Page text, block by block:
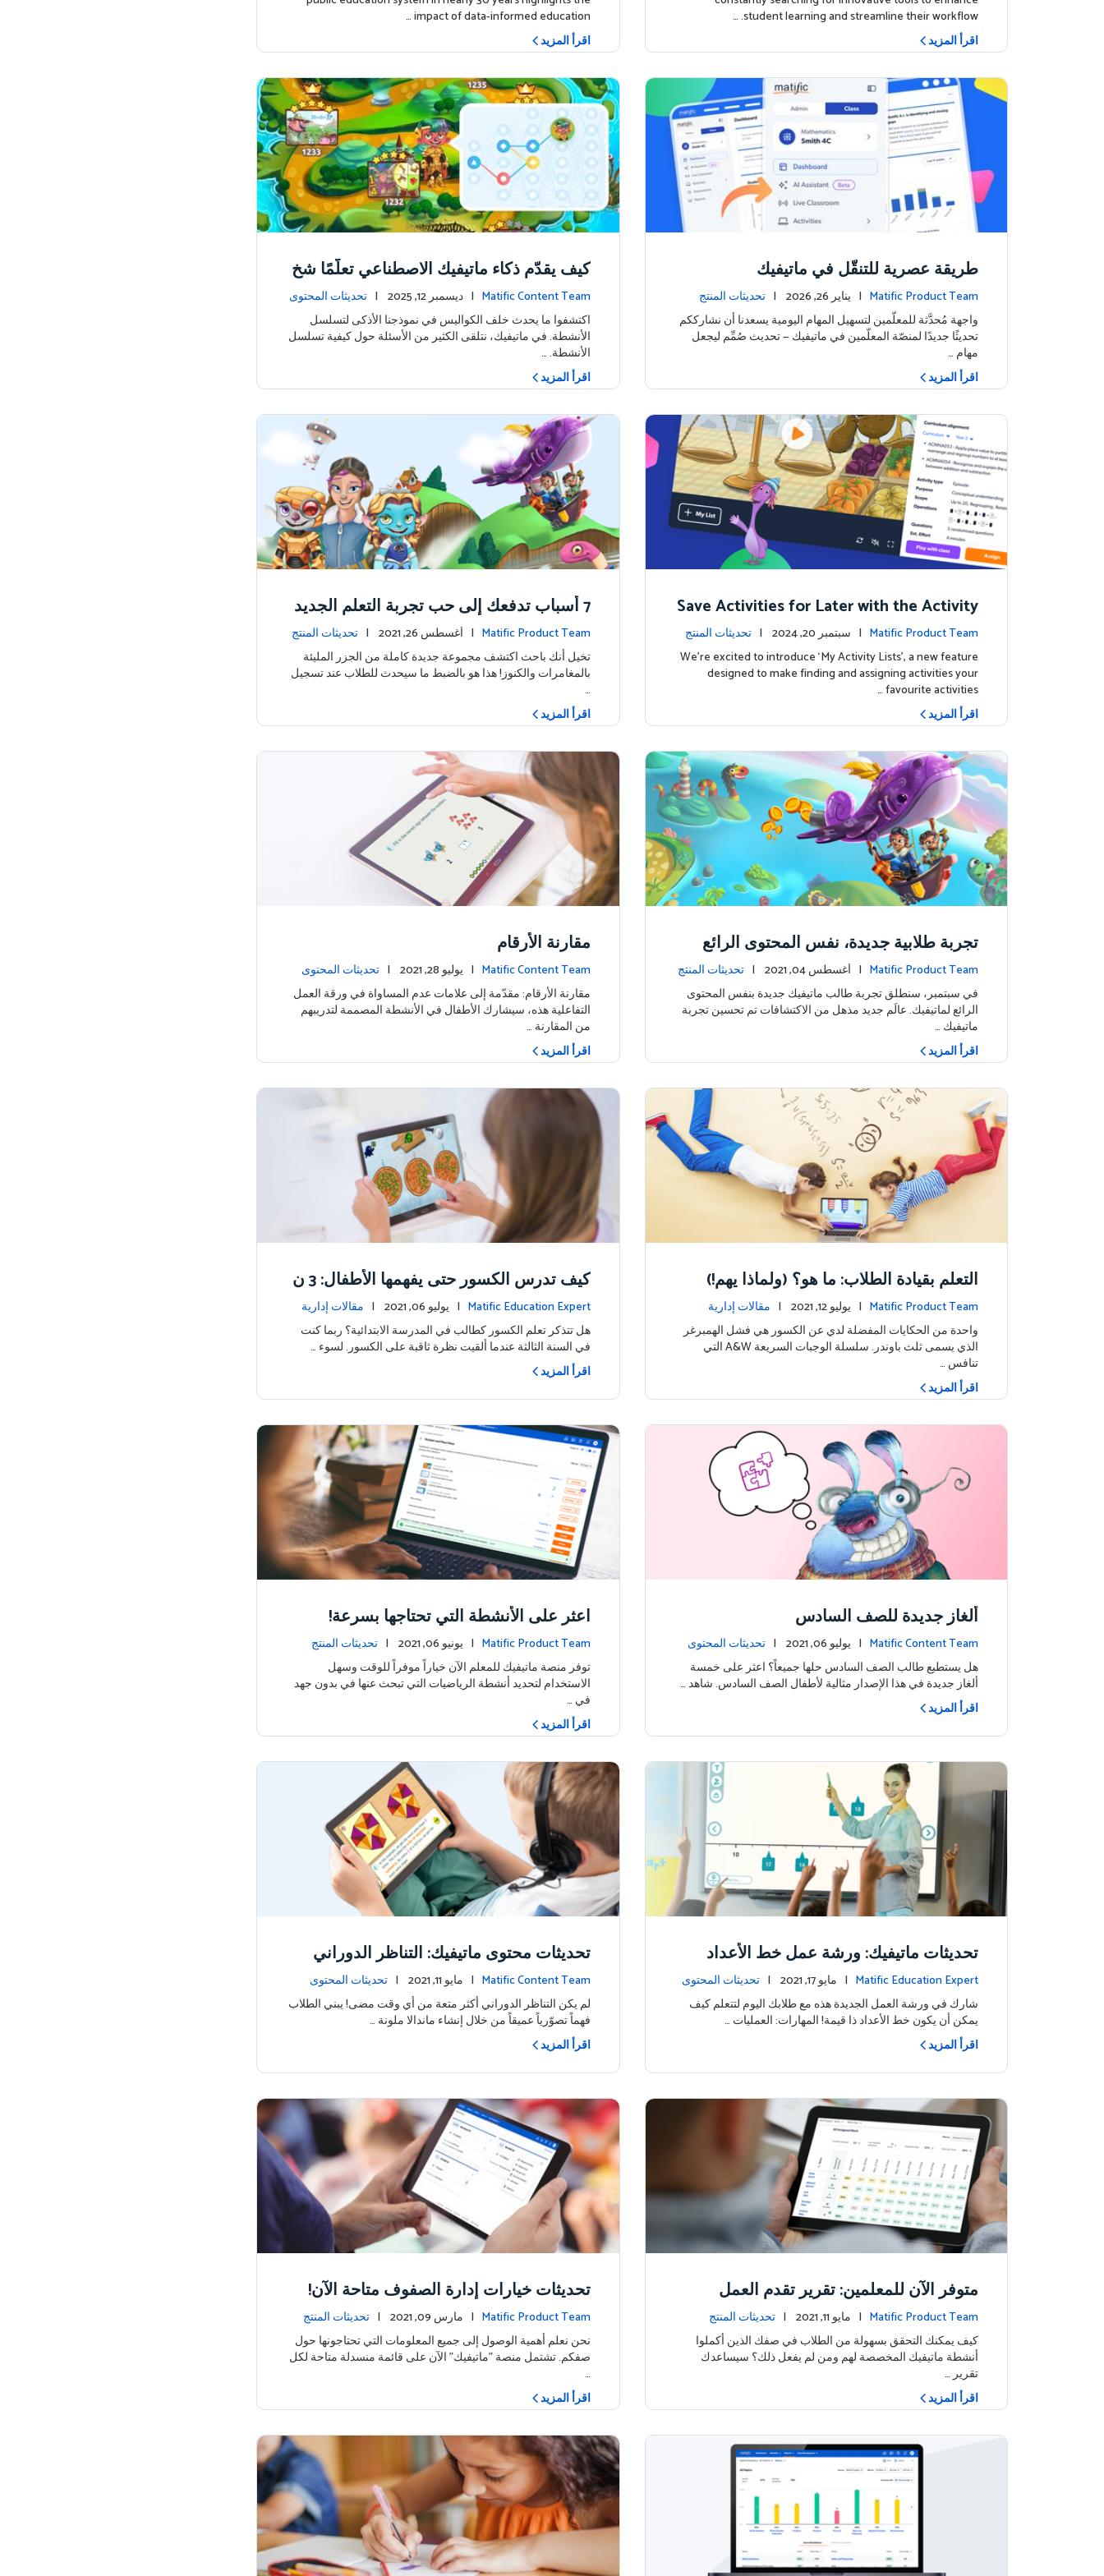
student learning and streamline their workflow. …
اقرأ المزيد
impact of data-informed education …
اقرأ المزيد
طريقة عصرية للتنقّل في ماتيفيك
Matific Product Team | يناير 26, 2026 |
تحديثات المنتج
واجهة مُحدَّثة للمعلّمين لتسهيل المهام اليومية يسعدنا أن نشارككم
تحديثًا جديدًا لمنصّة المعلّمين في ماتيفيك — تحديث صُمِّم ليجعل
مهام …
اقرأ المزيد
كيف يقدّم ذكاء ماتيفيك الاصطناعي تعلّمًا شخ
صيًا على جزيرة المغامرة
Matific Content Team | ديسمبر 12, 2025 |
تحديثات المحتوى
اكتشفوا ما يحدث خلف الكواليس في نموذجنا الأذكى لتسلسل
الأنشطة. في ماتيفيك، نتلقى الكثير من الأسئلة حول كيفية تسلسل
الأنشطة. …
اقرأ المزيد
Save Activities for Later with the Activity
Lists Feature
Matific Product Team | سبتمبر 20, 2024 |
تحديثات المنتج
We're excited to introduce ‘My Activity Lists’, a new feature
designed to make finding and assigning activities your
favourite activities …
اقرأ المزيد
7 أسباب تدفعك إلى حب تجربة التعلم الجديد
ة للطلاب في ماتيفيك
Matific Product Team | أغسطس 26, 2021 |
تحديثات المنتج
تخيل أنك باحث اكتشف مجموعة جديدة كاملة من الجزر المليئة
بالمغامرات والكنوز! هذا هو بالضبط ما سيحدث للطلاب عند تسجيل
…
اقرأ المزيد
تجربة طلابية جديدة، نفس المحتوى الرائع
Matific Product Team | أغسطس 04, 2021 |
تحديثات المنتج
في سبتمبر، سنطلق تجربة طالب ماتيفيك جديدة بنفس المحتوى
الرائع لماتيفيك. عالَم جديد مذهل من الاكتشافات تم تحسين تجربة
ماتيفيك …
اقرأ المزيد
مقارنة الأرقام
Matific Content Team | يوليو 28, 2021 |
تحديثات المحتوى
مقارنة الأرقام: مقدّمة إلى علامات عدم المساواة في ورقة العمل
التفاعلية هذه، سيشارك الأطفال في الأنشطة المصممة لتدريبهم
من المقارنة …
اقرأ المزيد
التعلم بقيادة الطلاب: ما هو؟ (ولماذا يهم!)
Matific Product Team | يوليو 12, 2021 |
مقالات إدارية
واحدة من الحكايات المفضلة لدي عن الكسور هي فشل الهمبرغر
الذي يسمى ثلث باوندر. سلسلة الوجبات السريعة A&W التي
تنافس …
اقرأ المزيد
كيف تدرس الكسور حتى يفهمها الأطفال: 3 ن
صائح للنجاح
Matific Education Expert | يوليو 06, 2021 |
مقالات إدارية
هل تتذكر تعلم الكسور كطالب في المدرسة الابتدائية؟ ربما كنت
في السنة الثالثة عندما ألقيت نظرة ثاقبة على الكسور. لسوء …
اقرأ المزيد
ألغاز جديدة للصف السادس
Matific Content Team | يوليو 06, 2021 |
تحديثات المحتوى
هل يستطيع طالب الصف السادس حلها جميعاً؟ اعثر على خمسة
ألغاز جديدة في هذا الإصدار مثالية لأطفال الصف السادس. شاهد …
اقرأ المزيد
اعثر على الأنشطة التي تحتاجها بسرعة!
Matific Product Team | يونيو 06, 2021 |
تحديثات المنتج
توفر منصة ماتيفيك للمعلم الآن خياراً موفراً للوقت وسهل
الاستخدام لتحديد أنشطة الرياضيات التي تبحث عنها في بدون جهد
في …
اقرأ المزيد
تحديثات ماتيفيك: ورشة عمل خط الأعداد
Matific Education Expert | مايو 17, 2021 |
تحديثات المحتوى
شارك في ورشة العمل الجديدة هذه مع طلابك اليوم لتتعلم كيف
يمكن أن يكون خط الأعداد ذا قيمة! المهارات: العمليات …
اقرأ المزيد
تحديثات محتوى ماتيفيك: التناظر الدوراني
Matific Content Team | مايو 11, 2021 |
تحديثات المحتوى
لم يكن التناظر الدوراني أكثر متعة من أي وقت مضى! يبني الطلاب
فهماً تصوّرياً عميقاً من خلال إنشاء ماندالا ملونة …
اقرأ المزيد
متوفر الآن للمعلمين: تقرير تقدم العمل
Matific Product Team | مايو 11, 2021 |
تحديثات المنتج
كيف يمكنك التحقق بسهولة من الطلاب في صفك الذين أكملوا
أنشطة ماتيفيك المخصصة لهم ومن لم يفعل ذلك؟ سيساعدك
تقرير …
اقرأ المزيد
تحديثات خيارات إدارة الصفوف متاحة الآن!
Matific Product Team | مارس 09, 2021 |
تحديثات المنتج
نحن نعلم أهمية الوصول إلى جميع المعلومات التي تحتاجونها حول
صفكم. تشتمل منصة "ماتيفيك" الآن على قائمة منسدلة متاحة لكل
…
اقرأ المزيد